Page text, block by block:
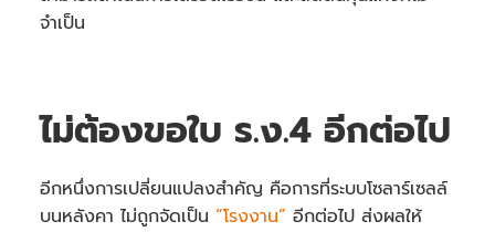
จำเป็น
ไม่ต้องขอใบ ร.ง.4 อีกต่อไป
อีกหนึ่งการเปลี่ยนแปลงสำคัญ คือการที่ระบบโซลาร์เซลล์
บนหลังคา ไม่ถูกจัดเป็น “โรงงาน” อีกต่อไป ส่งผลให้